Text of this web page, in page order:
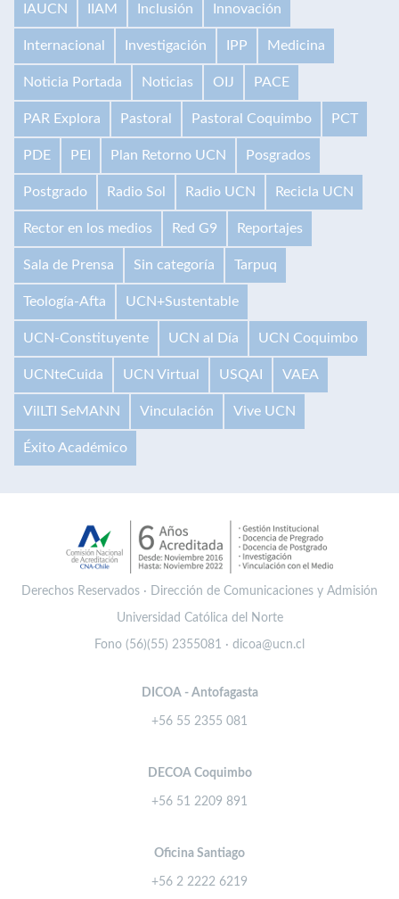
IAUCN IIAM Inclusión Innovación
Internacional Investigación IPP Medicina
Noticia Portada Noticias OIJ PACE
PAR Explora Pastoral Pastoral Coquimbo PCT
PDE PEI Plan Retorno UCN Posgrados
Postgrado Radio Sol Radio UCN Recicla UCN
Rector en los medios Red G9 Reportajes
Sala de Prensa Sin categoría Tarpuq
Teología-Afta UCN+Sustentable
UCN-Constituyente UCN al Día UCN Coquimbo
UCNteCuida UCN Virtual USQAI VAEA
VilLTI SeMANN Vinculación Vive UCN
Éxito Académico
Derechos Reservados · Dirección de Comunicaciones y Admisión
Universidad Católica del Norte
Fono (56)(55) 2355081 · dicoa@ucn.cl
DICOA - Antofagasta
+56 55 2355 081
DECOA Coquimbo
+56 51 2209 891
Oficina Santiago
+56 2 2222 6219